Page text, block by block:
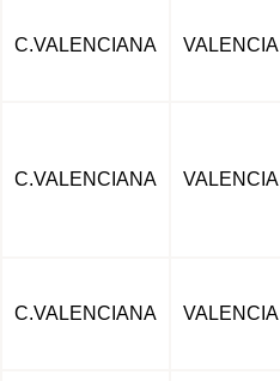
C.VALENCIANA VALENCIA
C.VALENCIANA VALENCIA
C.VALENCIANA VALENCIA